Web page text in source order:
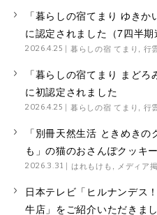
「暮らしの宿てまり ゆき
に認定されました（7四半期
2026.4.25 暮らしの宿 てまり , 行
「暮らしの宿てまり まど
に初認定されました
2026.4.25 暮らしの宿 てまり , 行
「別冊天然生活 ときめき
も」の猫のおさんぽクッキ
2026.3.31 はれもけも , メディア
日本テレビ「ヒルナンデス
牛店」をご紹介いただきま